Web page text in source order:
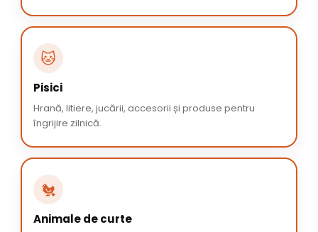
🐱
Pisici
Hrană, litiere, jucării, accesorii și produse pentru
îngrijire zilnică.
🐔
Animale de curte